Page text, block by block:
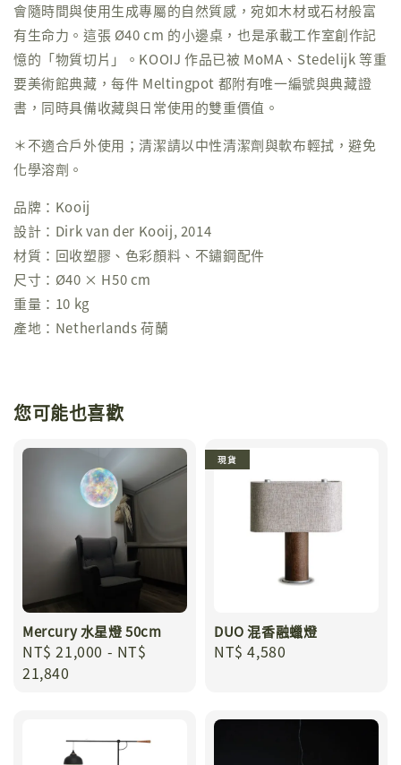
會隨時間與使用生成專屬的自然質感，宛如木材或石材般富
有生命力。這張 Ø40 cm 的小邊桌，也是承載工作室創作記
憶的「物質切片」。KOOIJ 作品已被 MoMA、Stedelijk 等重
要美術館典藏，每件 Meltingpot 都附有唯一編號與典藏證
書，同時具備收藏與日常使用的雙重價值。
＊不適合戶外使用；清潔請以中性清潔劑與軟布輕拭，避免
化學溶劑。
品牌：Kooij
設計：Dirk van der Kooij, 2014
材質：回收塑膠、色彩顏料、不鏽鋼配件
尺寸：Ø40 × H50 cm
重量：10 kg
產地：Netherlands 荷蘭
您可能也喜歡
Mercury 水星燈 50cm
Regular
price
NT$ 21,000 - NT$
21,840
現貨
DUO 混香融蠟燈
Regular
NT$ 4,580